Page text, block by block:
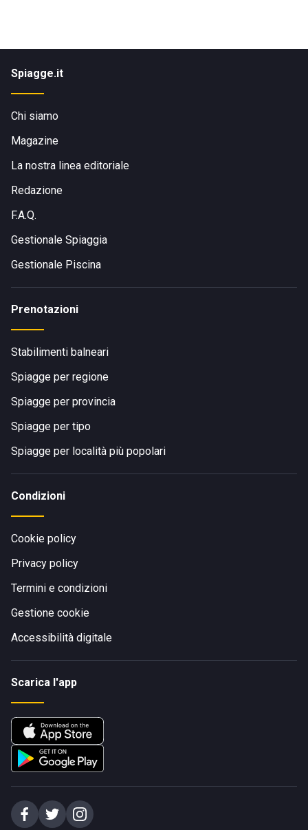
Spiagge.it
Chi siamo
Magazine
La nostra linea editoriale
Redazione
F.A.Q.
Gestionale Spiaggia
Gestionale Piscina
Prenotazioni
Stabilimenti balneari
Spiagge per regione
Spiagge per provincia
Spiagge per tipo
Spiagge per località più popolari
Condizioni
Cookie policy
Privacy policy
Termini e condizioni
Gestione cookie
Accessibilità digitale
Scarica l'app